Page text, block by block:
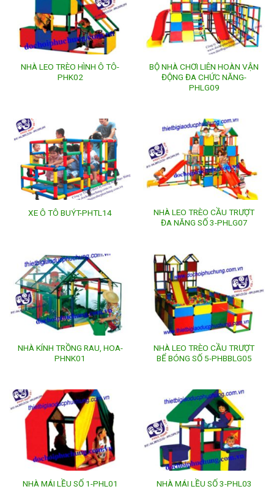
NHÀ LEO TRÈO HÌNH Ô TÔ-
PHK02
BỘ NHÀ CHƠI LIÊN HOÀN VẬN
ĐỘNG ĐA CHỨC NĂNG-
PHLG09
XE Ô TÔ BUÝT-PHTL14
NHÀ LEO TRÈO CẦU TRƯỢT
ĐA NĂNG SỐ 3-PHLG07
NHÀ KÍNH TRỒNG RAU, HOA-
PHNK01
NHÀ LEO TRÈO CẦU TRƯỢT
BỂ BÓNG SỐ 5-PHBBLG05
NHÀ MÁI LỀU SỐ 1-PHL01 NHÀ MÁI LỀU SỐ 3-PHL03